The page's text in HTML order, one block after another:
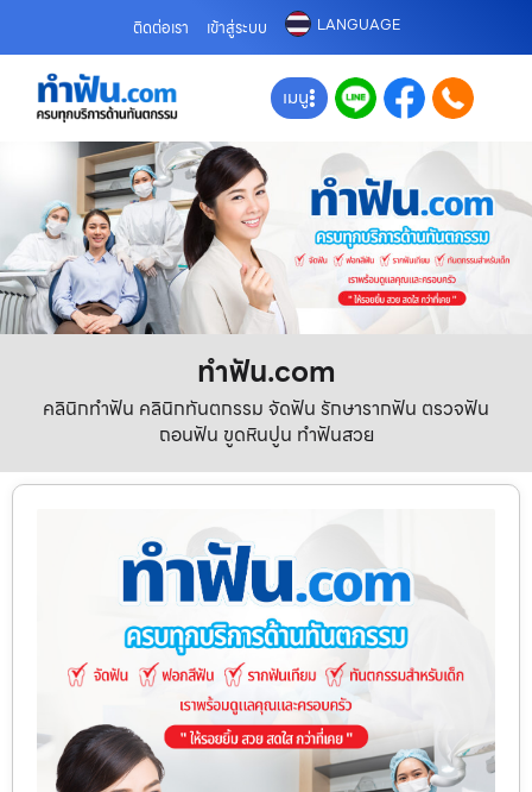
ติดต่อเรา เข้าสู่ระบบ LANGUAGE
เมนู
ทําฟัน.com
คลินิกทำฟัน คลินิกทันตกรรม จัดฟัน รักษารากฟัน ตรวจฟัน
ถอนฟัน ขูดหินปูน ทำฟันสวย